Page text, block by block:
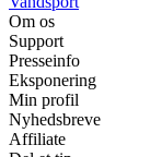
Om os
Support
Presseinfo
Eksponering
Min profil
Nyhedsbreve
Affiliate